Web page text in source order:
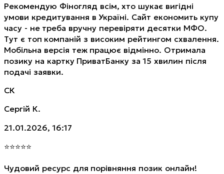
Рекомендую Фіногляд всім, хто шукає вигідні
умови кредитування в Україні. Сайт економить купу
часу - не треба вручну перевіряти десятки МФО.
Тут є топ компаній з високим рейтингом схвалення.
Мобільна версія теж працює відмінно. Отримала
позику на картку ПриватБанку за 15 хвилин після
подачі заявки.
СК
Сергій К.
21.01.2026, 16:17
⭐⭐⭐⭐⭐
Чудовий ресурс для порівняння позик онлайн!